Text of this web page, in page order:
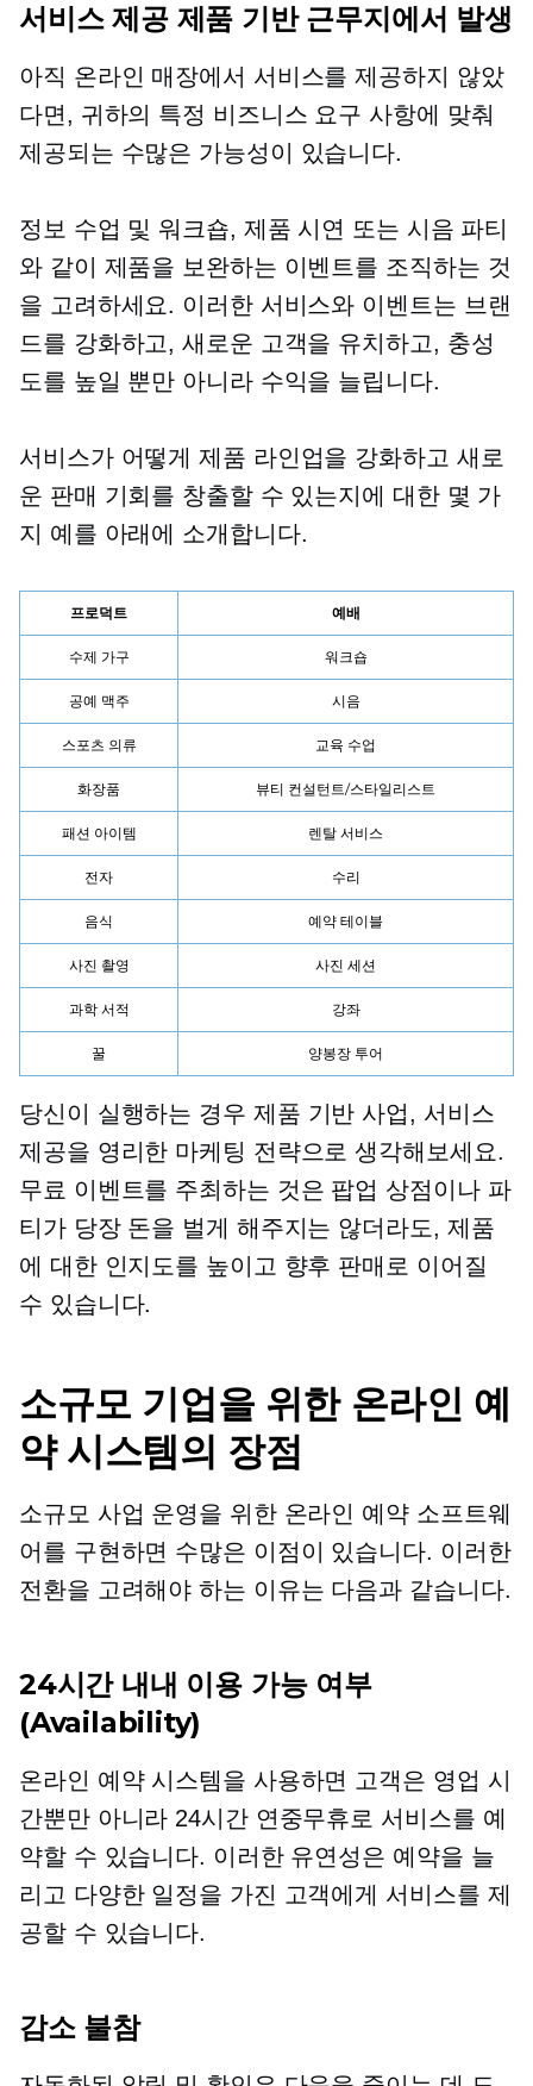
서비스 제공 제품 기반근무지에서 발생
아직 온라인 매장에서 서비스를 제공하지 않았
다면, 귀하의 특정 비즈니스 요구 사항에 맞춰
제공되는 수많은 가능성이 있습니다.
정보 수업 및 워크숍, 제품 시연 또는 시음 파티
와 같이 제품을 보완하는 이벤트를 조직하는 것
을 고려하세요. 이러한 서비스와 이벤트는 브랜
드를 강화하고, 새로운 고객을 유치하고, 충성
도를 높일 뿐만 아니라 수익을 늘립니다.
서비스가 어떻게 제품 라인업을 강화하고 새로
운 판매 기회를 창출할 수 있는지에 대한 몇 가
지 예를 아래에 소개합니다.
프로덕트 예배
수제 가구 워크숍
공예 맥주 시음
스포츠 의류 교육 수업
화장품 뷰티 컨설턴트/스타일리스트
패션 아이템 렌탈 서비스
전자 수리
음식 예약 테이블
사진 촬영 사진 세션
과학 서적 강좌
꿀 양봉장 투어
당신이 실행하는 경우 제품 기반 사업, 서비스
제공을 영리한 마케팅 전략으로 생각해보세요.
무료 이벤트를 주최하는 것은 팝업 상점이나 파
티가 당장 돈을 벌게 해주지는 않더라도, 제품
에 대한 인지도를 높이고 향후 판매로 이어질
수 있습니다.
소규모 기업을 위한 온라인 예
약 시스템의 장점
소규모 사업 운영을 위한 온라인 예약 소프트웨
어를 구현하면 수많은 이점이 있습니다. 이러한
전환을 고려해야 하는 이유는 다음과 같습니다.
24시간 내내 이용 가능 여부
(Availability)
온라인 예약 시스템을 사용하면 고객은 영업 시
간뿐만 아니라 24시간 연중무휴로 서비스를 예
약할 수 있습니다. 이러한 유연성은 예약을 늘
리고 다양한 일정을 가진 고객에게 서비스를 제
공할 수 있습니다.
감소 불참